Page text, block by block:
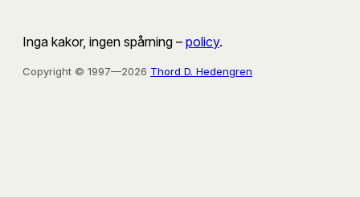
Inga kakor, ingen spårning – policy.
Copyright © 1997—2026 Thord D. Hedengren